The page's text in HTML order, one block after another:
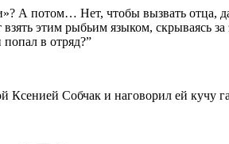
А потом… Нет, чтобы вызвать
этим рыбьим языком, скрываясь
в отряд?”
Собчак и наговорил ей кучу